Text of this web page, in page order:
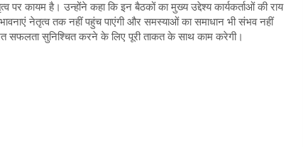
कायम है। उन्होंने कहा कि इन बैठकों का मुख्य उद्देश्य कार्यकर्ताओं की राय
नेतृत्व तक नहीं पहुंच पाएंगी और समस्याओं का समाधान भी संभव नहीं
सफलता सुनिश्चित करने के लिए पूरी ताकत के साथ काम करेगी।